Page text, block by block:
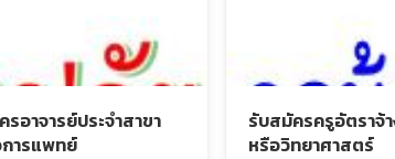
อาจารย์ประจำสาขา
ารแพทย์
รับสมัครครูอัตราจ้
หรือวิทยาศาสตร์